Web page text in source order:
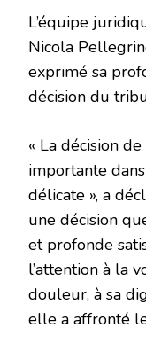
L’équipe
Nicola
exprimé sa
décision du
« La décision
importante
délicate », a
une décision
et profonde
l’attention à la
douleur, à sa
elle a affronté